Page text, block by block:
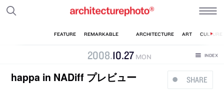
2008.10.27 MON
SHARE
happa in NADiff プレビュー